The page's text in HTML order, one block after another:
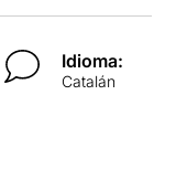
Idioma:
Catalán